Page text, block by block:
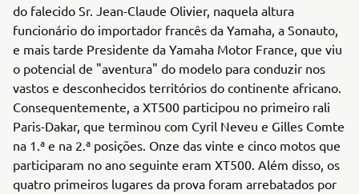
do falecido Sr. Jean-Claude Olivier, naquela altura
funcionário do importador francês da Yamaha, a Sonauto,
e mais tarde Presidente da Yamaha Motor France, que viu
o potencial de "aventura" do modelo para conduzir nos
vastos e desconhecidos territórios do continente africano.
Consequentemente, a XT500 participou no primeiro rali
Paris-Dakar, que terminou com Cyril Neveu e Gilles Comte
na 1.ª e na 2.ª posições. Onze das vinte e cinco motos que
participaram no ano seguinte eram XT500. Além disso, os
quatro primeiros lugares da prova foram arrebatados por